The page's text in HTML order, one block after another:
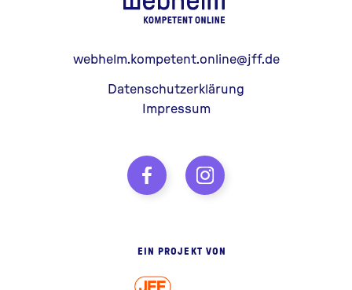
webhelm.kompetent.online@jff.de
Datenschutzerklärung
Impressum
EIN PROJEKT VON